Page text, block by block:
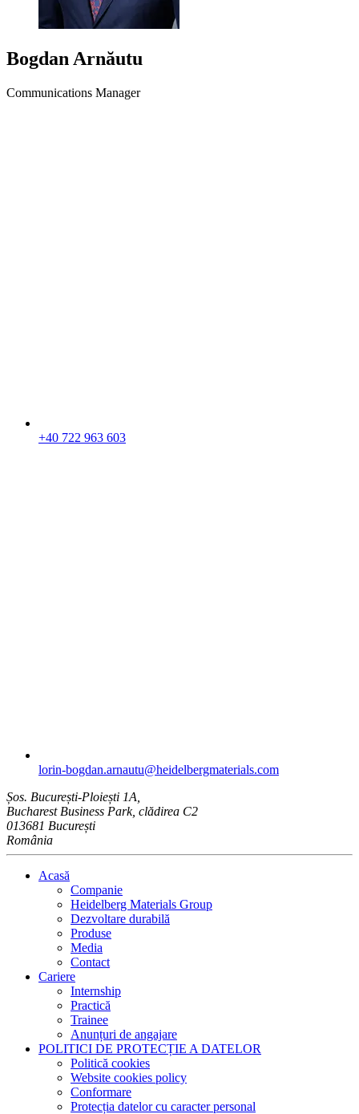
Bogdan Arnăutu
Communications Manager
+40 722 963 603
lorin-bogdan.arnautu​@heidelbergmaterials.com
Șos. București-Ploiești 1A,
Bucharest Business Park, clădirea C2
013681 București
România
Acasă
Companie
Heidelberg Materials Group
Dezvoltare durabilă
Produse
Media
Contact
Cariere
Internship
Practică
Trainee
Anunțuri de angajare
POLITICI DE PROTECȚIE A DATELOR
Politică cookies
Website cookies policy
Conformare
Protecția datelor cu caracter personal